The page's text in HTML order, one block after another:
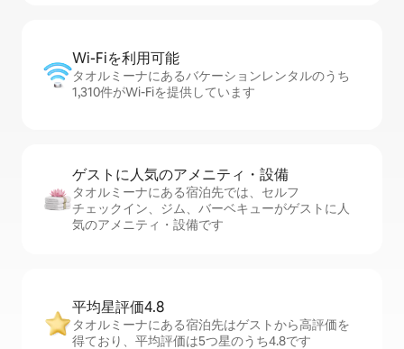
Wi-Fiを利⁠用⁠可⁠能
タオルミーナにあるバケーションレンタルのうち
1,310件がWi-Fiを提供しています
ゲストに人⁠気⁠のア⁠メ⁠ニ⁠テ⁠ィ・設⁠備
タオルミーナにある宿泊先では、セ⁠ル⁠フ
チ⁠ェ⁠ッ⁠ク⁠イ⁠ン、ジム、バーベキューがゲストに人
気のアメニティ・設備です
平均星評価4.8
タオルミーナにある宿泊先はゲストから高評価を
得ており、平均評価は5つ星のうち4.8です